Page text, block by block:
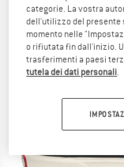
categorie. La vostra
dell'utilizzo del presente
momento nelle
o rifiutata fin dall'inizio.
trasferimenti a paesi
tutela dei dati personali